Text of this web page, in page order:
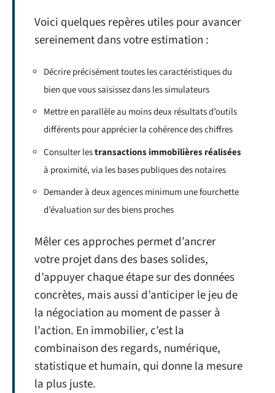
Voici quelques repères utiles pour avancer
sereinement dans votre estimation :
Décrire précisément toutes les caractéristiques du
bien que vous saisissez dans les simulateurs
Mettre en parallèle au moins deux résultats d’outils
différents pour apprécier la cohérence des chiffres
Consulter lestransactions immobilières réalisées
à proximité, via les bases publiques des notaires
Demander à deux agences minimum une fourchette
d’évaluation sur des biens proches
Mêler ces approches permet d’ancrer
votre projet dans des bases solides,
d’appuyer chaque étape sur des données
concrètes, mais aussi d’anticiper le jeu de
la négociation au moment de passer à
l’action. En immobilier, c’est la
combinaison des regards, numérique,
statistique et humain, qui donne la mesure
la plus juste.